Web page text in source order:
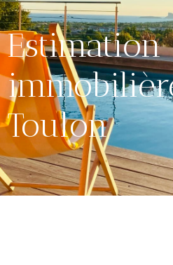
Estimation
Toulon